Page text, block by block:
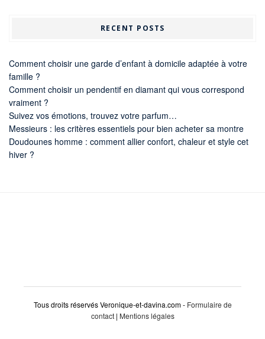
RECENT POSTS
Comment choisir une garde d’enfant à domicile adaptée à votre
famille ?
Comment choisir un pendentif en diamant qui vous correspond
vraiment ?
Suivez vos émotions, trouvez votre parfum…
Messieurs : les critères essentiels pour bien acheter sa montre
Doudounes homme : comment allier confort, chaleur et style cet
hiver ?
Tous droits réservés Veronique-et-davina.com - Formulaire de
contact| Mentions légales